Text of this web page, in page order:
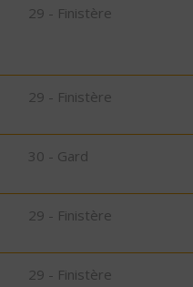
29 - Finistère
29 - Finistère
30 - Gard
29 - Finistère
29 - Finistère